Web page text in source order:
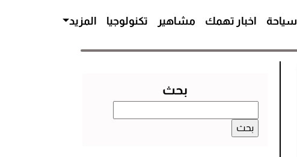
سياحة اخبار تهمك مشاهير تكنولوجيا المزيد
بحث
عن: